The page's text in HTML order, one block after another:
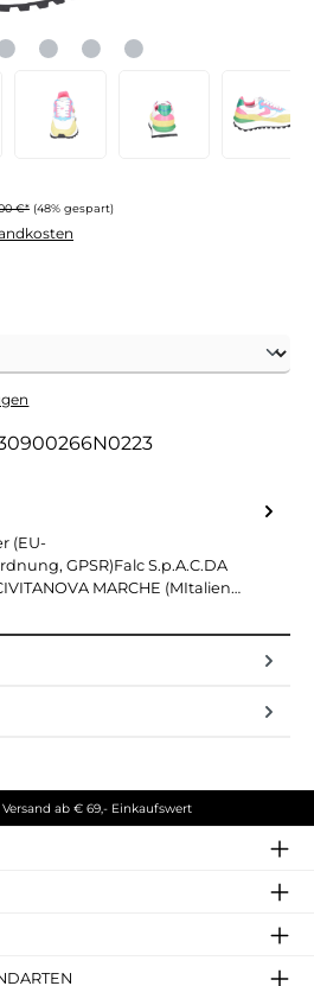
€* (48% gespart)
(EU-
GPSR)Falc S.p.A.C.DA
MARCHE (MItalien…
ab € 69,- Einkaufswert